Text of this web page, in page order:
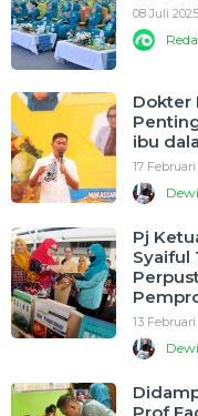
08 Juli 2025
Dokter
ibu
17 Februari
Pj
Syaiful
13 Februari